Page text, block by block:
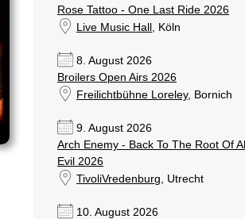
Rose Tattoo - One Last Ride 2026
Live Music Hall , Köln
8. August 2026
Broilers Open Airs 2026
Freilichtbühne Loreley, Bornich
9. August 2026
Arch Enemy - Back To The Root Of All
Evil 2026
TivoliVredenburg, Utrecht
10. August 2026